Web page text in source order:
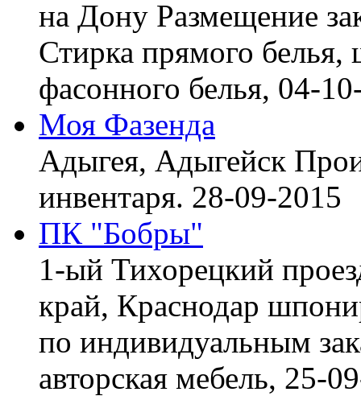
на Дону Размещение
Стирка прямого
фасонного белья, 04-
Моя Фазенда
Адыгея, Адыгейск
инвентаря. 28-09-2015
ПК "Бобры"
1-ый Тихорецкий
край, Краснодар
по индивидуальным
авторская мебель, 25-